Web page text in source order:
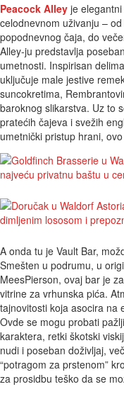
Peacock Alley je
celodnevnom uživanju –
popodnevnog čaja, do
Alley-ju predstavlja
umetnosti. Inspirisan
uključuje male jestive
suncokretima,
baroknog slikarstva. Uz to
pratećih čajeva i svežih
umetnički pristup hrani,
A onda tu je Vault Bar,
Smešten u podrumu, u
MeesPierson, ovaj bar je
vitrine za vrhunska pića.
tajnovitosti koja asocira na
Ovde se mogu probati
karaktera, retki škotski
nudi i poseban doživljaj,
“potragom za prstenom”
za prosidbu teško da se